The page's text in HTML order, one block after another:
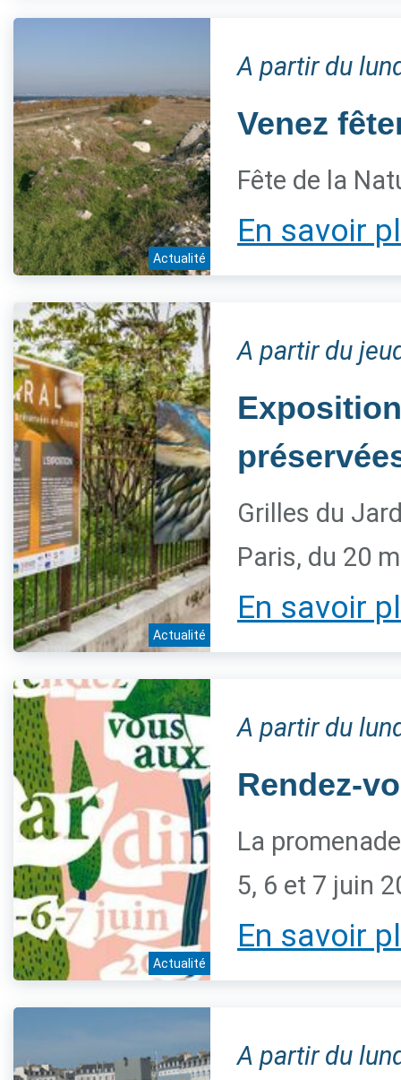
Actualité
A partir du
Venez
Fête de la
En savoir
Actualité
A partir du
Grilles du
Paris, du 20
En savoir
Actualité
A partir du
Rendez-
La
5, 6 et 7 juin
En savoir
A partir du